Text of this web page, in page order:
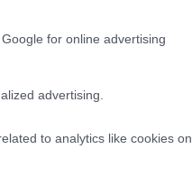
for online advertising
advertising.
to analytics like cookies on
σχόλια θα